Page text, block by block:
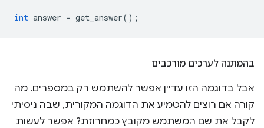
int answer = get_answer();
בהמתנה לערכים מורכבים
אבל בדוגמה הזו עדיין אפשר להשתמש רק במספרים. מה
קורה אם רוצים להטמיע את הדוגמה המקורית, שבה ניסיתי
לקבל את שם המשתמש מקובץ כמחרוזת? אפשר לעשות